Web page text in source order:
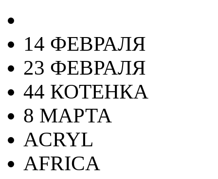
14 ФЕВРАЛЯ
23 ФЕВРАЛЯ
44 КОТЕНКА
8 МАРТА
ACRYL
AFRICA